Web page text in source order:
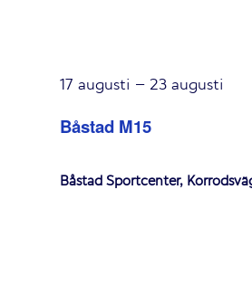
Båstad M15
17 augusti – 23 augusti
Båstad Sportcenter,